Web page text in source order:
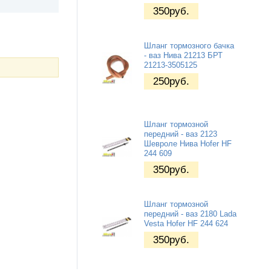
350руб.
Шланг тормозного бачка
- ваз Нива 21213 БРТ
21213-3505125
250руб.
Шланг тормозной
передний - ваз 2123
Шевроле Нива Hofer HF
244 609
350руб.
Шланг тормозной
передний - ваз 2180 Lada
Vesta Hofer HF 244 624
350руб.